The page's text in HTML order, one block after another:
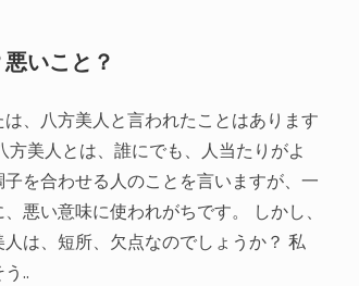
いこと？
は、八方美人と言われたことはあります
方美人とは、誰にでも、人当たりがよ
子を合わせる人のことを言いますが、一
悪い意味に使われがちです。 しかし、
人は、短所、欠点なのでしょうか？ 私
..